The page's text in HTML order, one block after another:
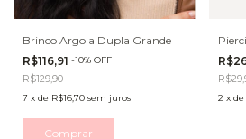
Brinco Argola Dupla Grande
R$116,91 -10% OFF
R$129,90
7 x de R$16,70 sem juros
Comprar
2 x de